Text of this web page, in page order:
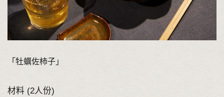
「牡蠣佐柿子」
材料 (2人份)